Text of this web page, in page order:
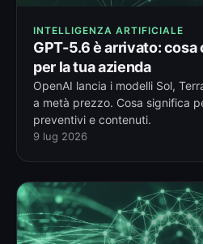
INTELLIGENZA ARTIFICIALE
GPT-5.6 è arrivato:
per la tua azienda
OpenAI lancia i modelli Sol,
a metà prezzo. Cosa significa
preventivi e contenuti.
9 lug 2026